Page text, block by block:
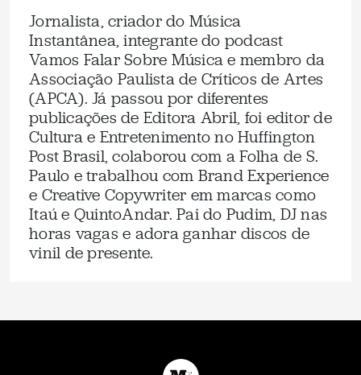
Jornalista, criador do Música
Instantânea, integrante do podcast
Vamos Falar Sobre Música e membro da
Associação Paulista de Críticos de Artes
(APCA). Já passou por diferentes
publicações de Editora Abril, foi editor de
Cultura e Entretenimento no Huffington
Post Brasil, colaborou com a Folha de S.
Paulo e trabalhou com Brand Experience
e Creative Copywriter em marcas como
Itaú e QuintoAndar. Pai do Pudim, DJ nas
horas vagas e adora ganhar discos de
vinil de presente.